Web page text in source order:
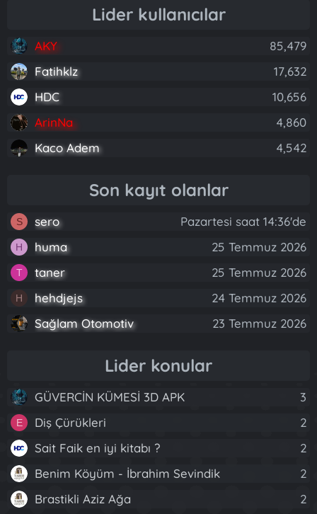
Lider kullanıcılar
AKY
85,479
Fatihklz
17,632
HDC
10,656
ArinNa
4,860
Kaco Adem
4,542
Son kayıt olanlar
S sero Pazartesi saat 14:36'de
H huma 25 Temmuz 2026
T taner 25 Temmuz 2026
H hehdjejs
24 Temmuz 2026
Sağlam Otomotiv
23 Temmuz 2026
Lider konular
GÜVERCİN KÜMESİ 3D APK 3
E Diş Çürükleri
2
Sait Faik en iyi kitabı ?
2
Benim Köyüm - İbrahim Sevindik
2
Brastikli Aziz Ağa
2